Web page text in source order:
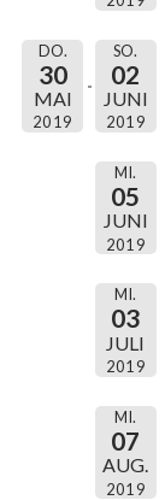
DO.
30
MAI
2019
SO.
02
JUNI
2019
MI.
05
JUNI
2019
MI.
03
JULI
2019
MI.
07
AUG.
2019